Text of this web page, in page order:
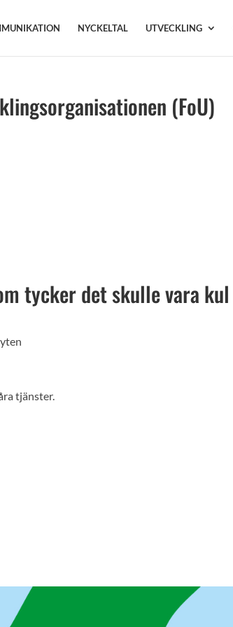
NYCKELTAL UTVECKLING
(FoU)
tycker det skulle vara kul
tjänster.